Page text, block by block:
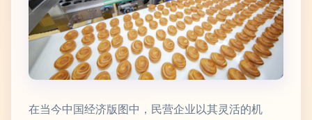
在当今中国经济版图中，民营企业以其灵活的机